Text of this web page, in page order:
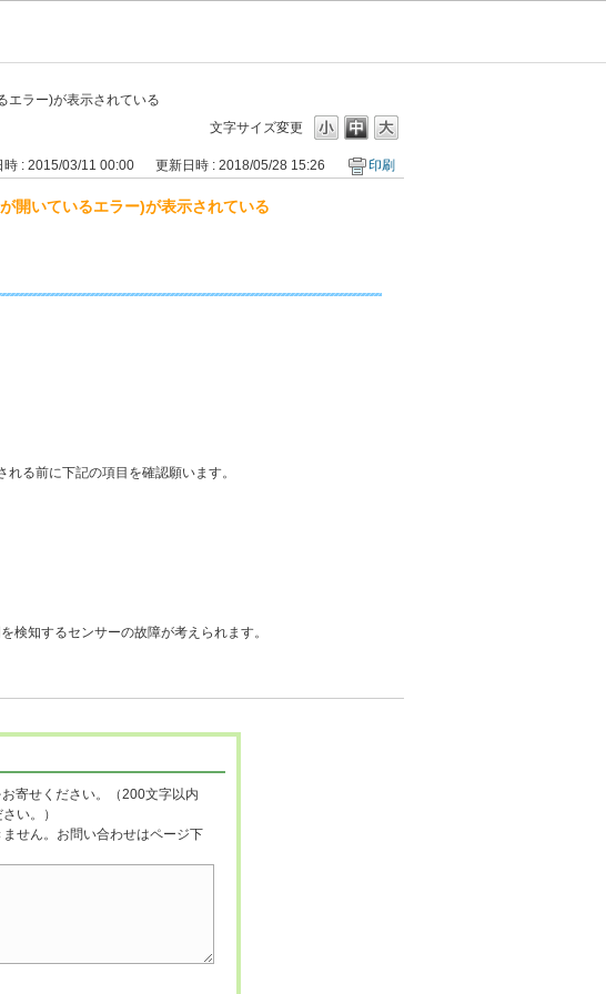
エラー)が表示されている
文字サイズ変更
時 : 2015/03/11 00:00 更新日時 : 2018/05/28 15:26 印刷
開いているエラー)が表示されている
る前に下記の項目を確認願います。
検知するセンサーの故障が考えられます。
寄せください。（200文字以内
い。）
せん。お問い合わせはページ下